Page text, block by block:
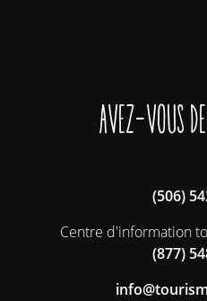
Avez-vous
(506)
Centre d'information
(877)